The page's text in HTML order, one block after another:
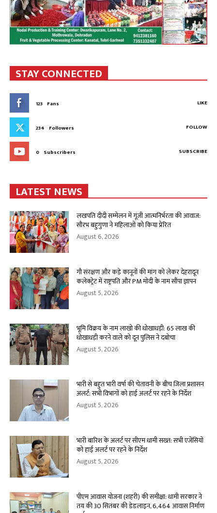
STAY CONNECTED
123 Fans LIKE
234 Followers FOLLOW
0 Subscribers SUBSCRIBE
LATEST NEWS
लखपति दीदी सम्मेलन में गूंजी आत्मनिर्भरता की आवाज:
सौरभ बहुगुणा ने महिलाओं को किया प्रेरित
August 6, 2026
गौ संरक्षण और कड़े कानूनों की मांग को लेकर देहरादून
कलेक्ट्रेट में राष्ट्रपति और PM मोदी के नाम सौंपा ज्ञापन
August 5, 2026
भूमि विक्रय के नाम लाखो की धोखाधड़ी: 65 लाख की
धोखाधड़ी करने वाले को दून पुलिस ने दबोचा
August 5, 2026
भारी से बहुत भारी वर्षा की चेतावनी के बीच जिला प्रशासन
अलर्ट: सभी विभागों को हाई अलर्ट पर रहने के निर्देश
August 5, 2026
भारी बारिश के अलर्ट पर सीएम धामी सख्त: सभी एजेंसियों
को हाई अलर्ट पर रहने के निर्देश
August 5, 2026
पीएम आवास योजना (शहरी) की समीक्षा: धामी सरकार ने
तय की 30 सितंबर की डेडलाइन, 6,464 आवास निर्माण